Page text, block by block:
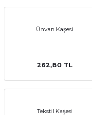
Kağıdı
Ünvan Kaşesi
262,80 TL
Tekstil Kaşesi